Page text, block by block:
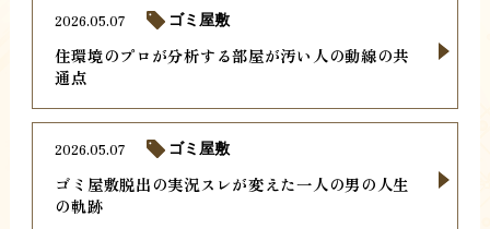
住環境のプロが分析する部屋が汚い人の動線の共
通点
2026.05.07 ゴミ屋敷
ゴミ屋敷脱出の実況スレが変えた一人の男の人生
の軌跡
2026.05.07 ゴミ屋敷